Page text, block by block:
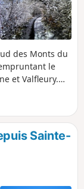
des Monts du
le
et Valfleury.
qui
grottes
par le vallon
hameaux dont
classique du
pour
Sainte-